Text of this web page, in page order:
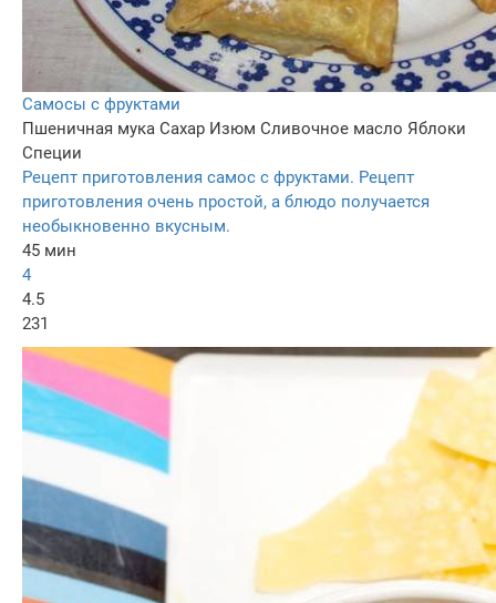
Самосы с фруктами
Пшеничная мука Сахар Изюм Сливочное масло Яблоки
Специи
Рецепт приготовления самос с фруктами. Рецепт
приготовления очень простой, а блюдо получается
необыкновенно вкусным.
45 мин
4
4.5
231